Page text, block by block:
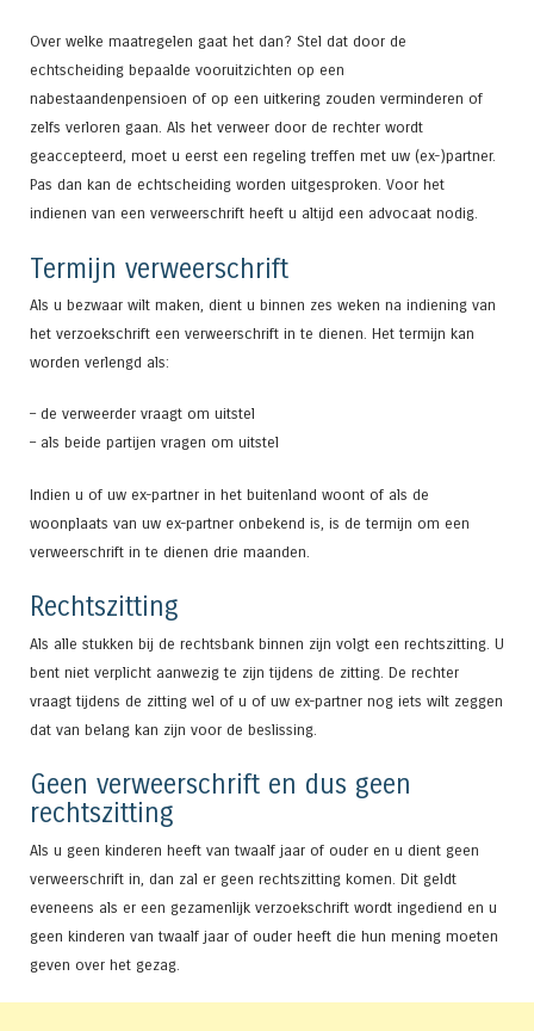
Over welke maatregelen gaat het dan? Stel dat door de
echtscheiding bepaalde vooruitzichten op een
nabestaandenpensioen of op een uitkering zouden verminderen of
zelfs verloren gaan. Als het verweer door de rechter wordt
geaccepteerd, moet u eerst een regeling treffen met uw (ex-)partner.
Pas dan kan de echtscheiding worden uitgesproken. Voor het
indienen van een verweerschrift heeft u altijd een advocaat nodig.
Termijn verweerschrift
Als u bezwaar wilt maken, dient u binnen zes weken na indiening van
het verzoekschrift een verweerschrift in te dienen. Het termijn kan
worden verlengd als:
– de verweerder vraagt om uitstel
– als beide partijen vragen om uitstel
Indien u of uw ex-partner in het buitenland woont of als de
woonplaats van uw ex-partner onbekend is, is de termijn om een
verweerschrift in te dienen drie maanden.
Rechtszitting
Als alle stukken bij de rechtsbank binnen zijn volgt een rechtszitting. U
bent niet verplicht aanwezig te zijn tijdens de zitting. De rechter
vraagt tijdens de zitting wel of u of uw ex-partner nog iets wilt zeggen
dat van belang kan zijn voor de beslissing.
Geen verweerschrift en dus geen
rechtszitting
Als u geen kinderen heeft van twaalf jaar of ouder en u dient geen
verweerschrift in, dan zal er geen rechtszitting komen. Dit geldt
eveneens als er een gezamenlijk verzoekschrift wordt ingediend en u
geen kinderen van twaalf jaar of ouder heeft die hun mening moeten
geven over het gezag.